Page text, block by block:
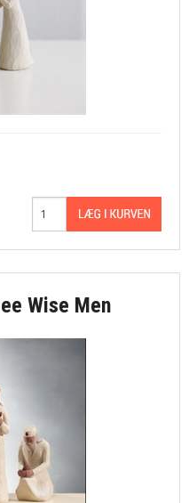
Wise Men